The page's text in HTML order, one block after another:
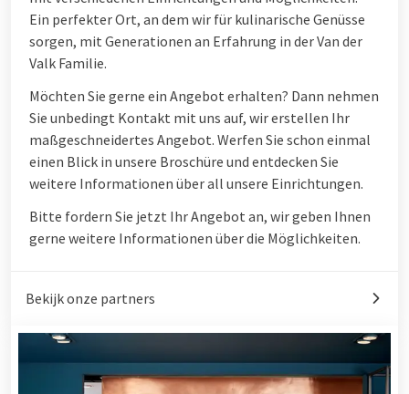
Ein perfekter Ort, an dem wir für kulinarische Genüsse
sorgen, mit Generationen an Erfahrung in der Van der
Valk Familie.
Möchten Sie gerne ein Angebot erhalten? Dann nehmen
Sie unbedingt Kontakt mit uns auf, wir erstellen Ihr
maßgeschneidertes Angebot. Werfen Sie schon einmal
einen Blick in unsere Broschüre und entdecken Sie
weitere Informationen über all unsere Einrichtungen.
Bitte fordern Sie jetzt Ihr Angebot an, wir geben Ihnen
gerne weitere Informationen über die Möglichkeiten.
Bekijk onze partners